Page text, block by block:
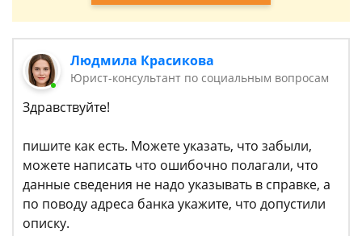
Людмила Красикова
Юрист-консультант по социальным вопросам
Здравствуйте!
пишите как есть. Можете указать, что забыли,
можете написать что ошибочно полагали, что
данные сведения не надо указывать в справке, а
по поводу адреса банка укажите, что допустили
описку.